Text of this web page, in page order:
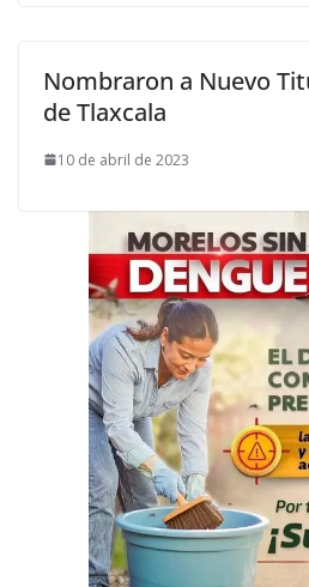
Nombraron a Nuevo
de Tlaxcala
10 de abril de 2023